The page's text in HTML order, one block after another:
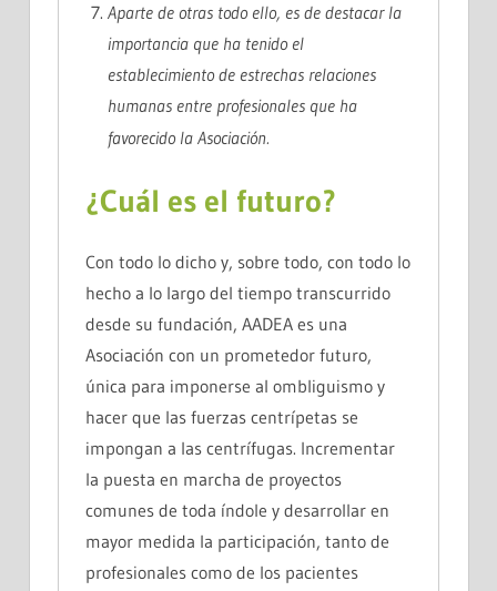
Aparte de otras todo ello, es de destacar la
importancia que ha tenido el
establecimiento de estrechas relaciones
humanas entre profesionales que ha
favorecido la Asociación.
¿Cuál es el futuro?
Con todo lo dicho y, sobre todo, con todo lo
hecho a lo largo del tiempo transcurrido
desde su fundación, AADEA es una
Asociación con un prometedor futuro,
única para imponerse al ombliguismo y
hacer que las fuerzas centrípetas se
impongan a las centrífugas. Incrementar
la puesta en marcha de proyectos
comunes de toda índole y desarrollar en
mayor medida la participación, tanto de
profesionales como de los pacientes